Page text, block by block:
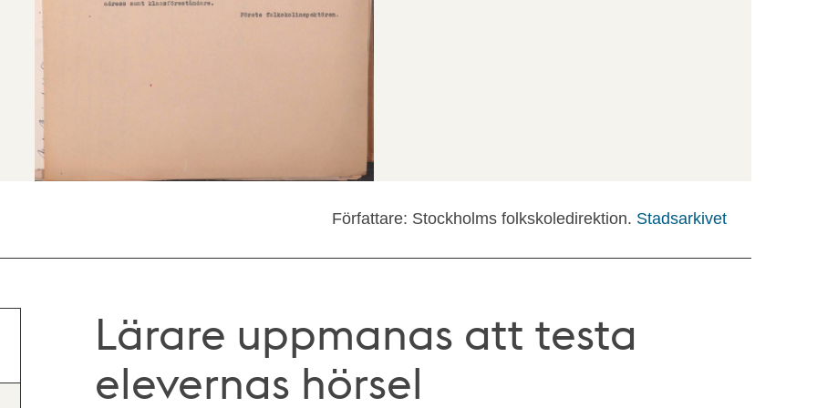
Författare: Stockholms folkskoledirektion. Stadsarkivet
Lärare uppmanas att testa
elevernas hörsel